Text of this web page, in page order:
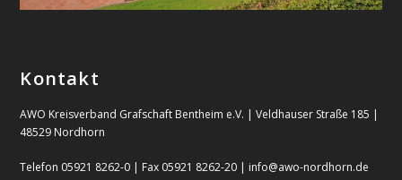
Kontakt
AWO Kreisverband Grafschaft Bentheim e.V. | Veldhauser Straße 185 |
48529 Nordhorn
Telefon 05921 8262-0 | Fax 05921 8262-20 | info@awo-nordhorn.de